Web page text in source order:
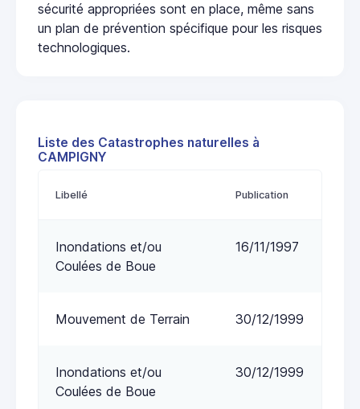
sécurité appropriées sont en place, même sans
un plan de prévention spécifique pour les risques
technologiques.
Liste des Catastrophes naturelles à
CAMPIGNY
Libellé Publication
Inondations et/ou
Coulées de Boue
16/11/1997
Mouvement de Terrain 30/12/1999
Inondations et/ou
Coulées de Boue
30/12/1999